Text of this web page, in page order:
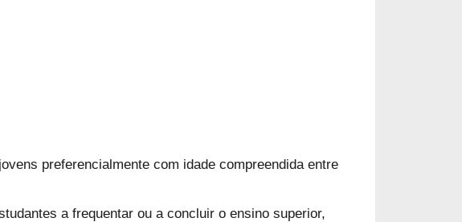
preferencialmente com idade compreendida entre
a frequentar ou a concluir o ensino superior,